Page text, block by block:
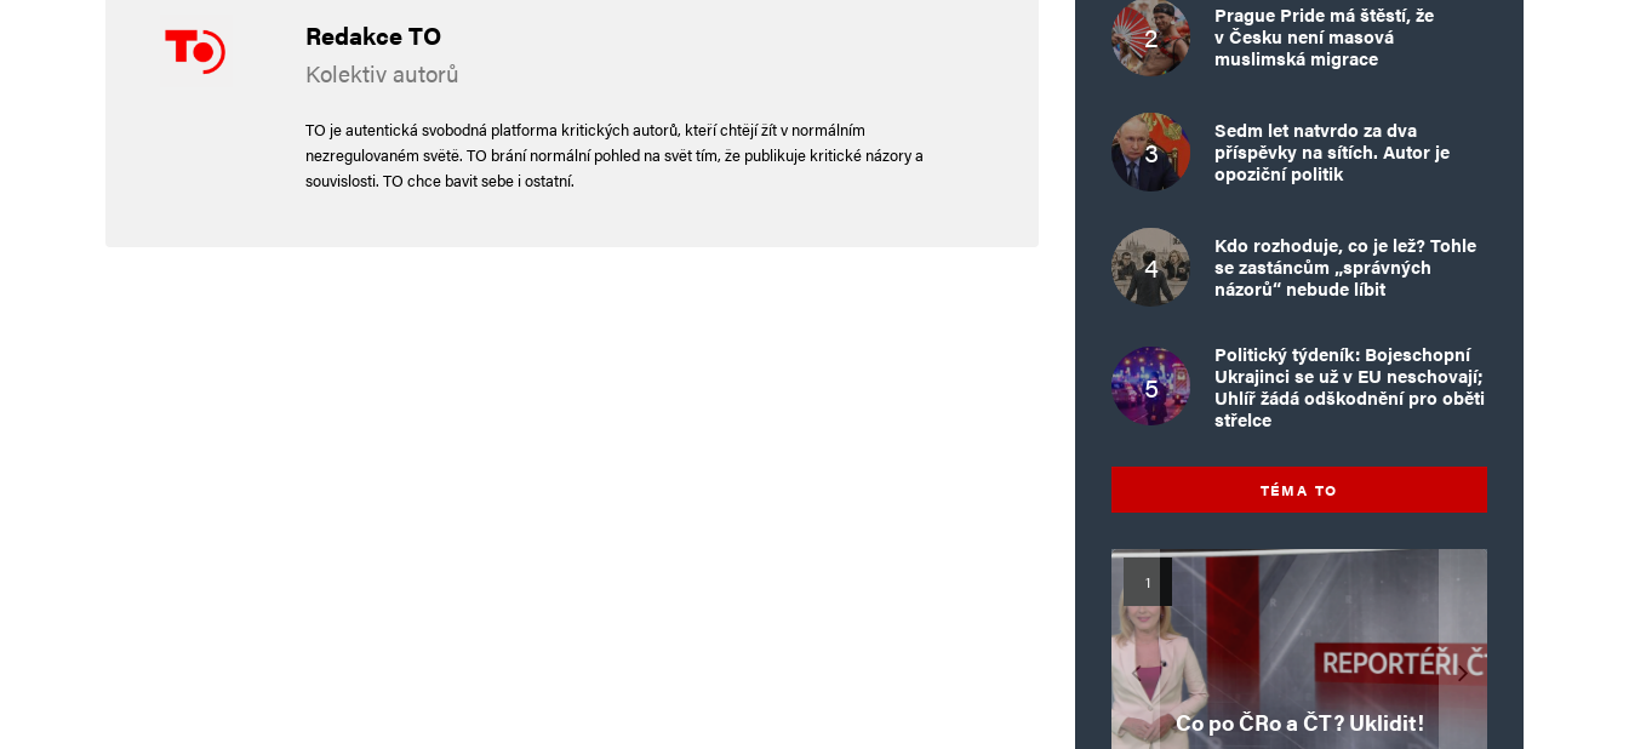
Redakce TO
Kolektiv autorů
TO je autentická svobodná platforma kritických autorů, kteří chtějí žít v normálním
nezregulovaném světě. TO brání normální pohled na svět tím, že publikuje kritické názory a
souvislosti. TO chce bavit sebe i ostatní.
Prague Pride má štěstí, že
v Česku není masová
muslimská migrace
Sedm let natvrdo za dva
příspěvky na sítích. Autor je
opoziční politik
Kdo rozhoduje, co je lež? Tohle
se zastáncům „správných
názorů“ nebude líbit
Politický týdeník: Bojeschopní
Ukrajinci se už v EU neschovají;
Uhlíř žádá odškodnění pro oběti
střelce
TÉMA TO
Co po ČRo a ČT? Uklidit!
Islamistický teror v EU,
6. díl: Brutální poprava
85letého katolického
kněze Jacquese Hamela
Islamistický teror v EU,
5. díl: Krvavé oslavy pádu
Bastily v Nice
Mýty o Václavu Klausovi:
Pivo, jazz, hádky,
loajalita i humor. Jakl
boří legendy o bývalém
prezidentovi
Vymíráme a politici lžou:
porodnost nezachrání
dotace, byty ani
zkrácené úvazky
Pim Fortuyn: Muž, který
se nestihl stát
premiérem